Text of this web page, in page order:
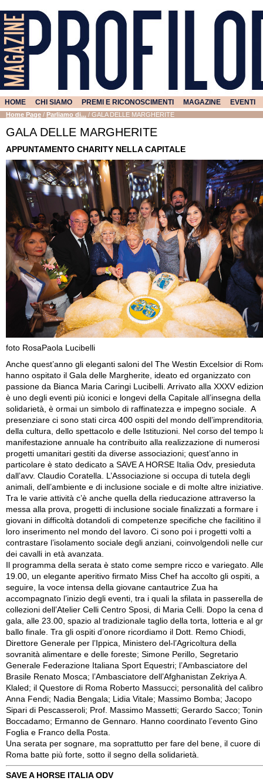
HOME CHI SIAMO PREMI E RICONOSCIMENTI MAGAZINE EVENTI
Home Page / Parliamo di... / GALA DELLE MARGHERITE
GALA DELLE MARGHERITE
APPUNTAMENTO CHARITY NELLA CAPITALE
foto RosaPaola Lucibelli
Anche quest’anno gli eleganti saloni del The Westin Excelsior di
hanno ospitato il Gala delle Margherite, ideato ed organizzato con
passione da Bianca Maria Caringi Lucibelli. Arrivato alla XXXV
è uno degli eventi più iconici e longevi della Capitale all’insegna della
solidarietà, è ormai un simbolo di raffinatezza e impegno sociale. A
presenziare ci sono stati circa 400 ospiti del mondo
della cultura, dello spettacolo e delle Istituzioni. Nel corso del tempo
manifestazione annuale ha contribuito alla realizzazione di numerosi
progetti umanitari gestiti da diverse associazioni; quest’anno in
particolare è stato dedicato a SAVE A HORSE Italia Odv, presieduta
dall’avv. Claudio Coratella. L’Associazione si occupa di tutela degli
animali, dell’ambiente e di inclusione sociale e di molte altre iniziative.
Tra le varie attività c’è anche quella della rieducazione attraverso la
messa alla prova, progetti di inclusione sociale finalizzati a formare i
giovani in difficoltà dotandoli di competenze specifiche che facilitino il
loro inserimento nel mondo del lavoro. Ci sono poi i progetti volti a
contrastare l’isolamento sociale degli anziani, coinvolgendoli nelle
dei cavalli in età avanzata.
Il programma della serata è stato come sempre ricco e variegato.
19.00, un elegante aperitivo firmato Miss Chef ha accolto gli ospiti, a
seguire, la voce intensa della giovane cantautrice Zua ha
accompagnato l’inizio degli eventi, tra i quali la sfilata in passerella
collezioni dell’Atelier Celli Centro Sposi, di Maria Celli. Dopo la cena
gala, alle 23.00, spazio al tradizionale taglio della torta, lotteria e al
ballo finale. Tra gli ospiti d’onore ricordiamo il Dott. Remo Chiodi,
Direttore Generale per l’Ippica, Ministero del-l’Agricoltura della
sovranità alimentare e delle foreste; Simone Perillo, Segretario
Generale Federazione Italiana Sport Equestri; l’Ambasciatore del
Brasile Renato Mosca; l’Ambasciatore dell’Afghanistan Zekriya A.
Klaled; il Questore di Roma Roberto Massucci; personalità del
Anna Fendi; Nadia Bengala; Lidia Vitale; Massimo Bomba; Jacopo
Sipari di Pescasseroli; Prof. Massimo Massetti; Gerardo Sacco;
Boccadamo; Ermanno de Gennaro. Hanno coordinato l’evento Gino
Foglia e Franco della Posta.
Una serata per sognare, ma soprattutto per fare del bene, il cuore di
Roma batte più forte, sotto il segno della solidarietà.
SAVE A HORSE ITALIA ODV